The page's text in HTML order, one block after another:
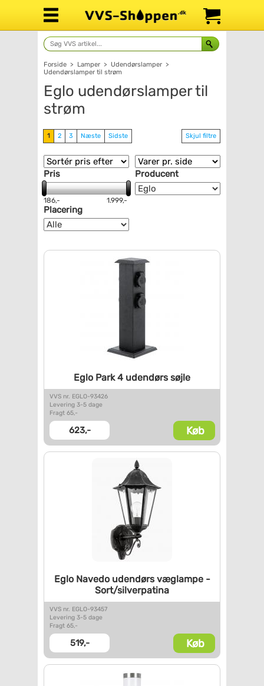
Forside > Lamper > Udendørslamper >
Udendørslamper til strøm
Eglo udendørslamper til
strøm
1 2 3 Næste Sidste Skjul filtre
Pris
186,- 1.999,-
Producent
Placering
Eglo Park 4 udendørs søjle
VVS nr. EGLO-93426
Levering 3-5 dage
Fragt 65,-
623,- Køb
Eglo Navedo udendørs væglampe-
Sort/silverpatina
VVS nr. EGLO-93457
Levering 3-5 dage
Fragt 65,-
519,- Køb